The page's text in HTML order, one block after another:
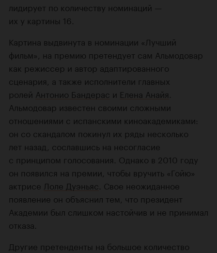
лидирует по количеству номинаций —
их у картины 16.
Картина выдвинута в номинации «Лучший
фильм», на премию претендует сам Альмодовар
как режиссер и автор адаптированного
сценария, а также исполнители главных
ролей Антонио Бандерас и Елена Анайя
Альмодовар известен своими сложными
отношениями с испанскими киноакадемиками:
он со скандалом покинул их ряды несколько
лет назад, сославшись на несогласие
с принципом голосования. Однако в 2010 году
он появился на премии, чтобы вручить «Гойю»
актрисе Лоле Дуэньяс . Свое неожиданное
появление он объяснил тем, что президент
Академии был слишком настойчив и не принимал
отказа.
Другие претенденты на большое количество